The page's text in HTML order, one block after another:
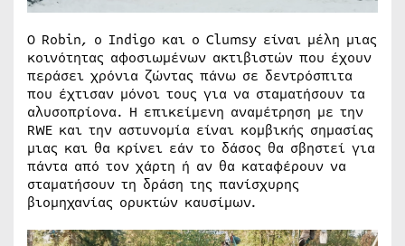
Ο Robin, ο Indigo και ο Clumsy είναι μέλη μιας
κοινότητας αφοσιωμένων ακτιβιστών που έχουν
περάσει χρόνια ζώντας πάνω σε δεντρόσπιτα
που έχτισαν μόνοι τους για να σταματήσουν τα
αλυσοπρίονα. Η επικείμενη αναμέτρηση με την
RWE και την αστυνομία είναι κομβικής σημασίας
μιας και θα κρίνει εάν το δάσος θα σβηστεί για
πάντα από τον χάρτη ή αν θα καταφέρουν να
σταματήσουν τη δράση της πανίσχυρης
βιομηχανίας ορυκτών καυσίμων.